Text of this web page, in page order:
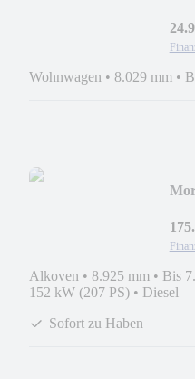
Wohnwagen • 8.029 mm •
Alkoven • 8.925 mm • Bis
152 kW (207 PS) • Diesel
Sofort zu Haben